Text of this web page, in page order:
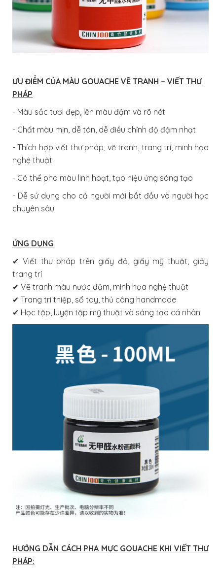
ƯU ĐIỂM CỦA MÀU GOUACHE VẼ TRANH – VIẾT THƯ
PHÁP
- Màu sắc tươi đẹp, lên màu đậm và rõ nét
- Chất màu mịn, dễ tán, dễ điều chỉnh độ đậm nhạt
- Thích hợp viết thư pháp, vẽ tranh, trang trí, minh họa
nghệ thuật
- Có thể pha màu linh hoạt, tạo hiệu ứng sáng tạo
- Dễ sử dụng cho cả người mới bắt đầu và người học
chuyên sâu
ỨNG DỤNG
✔ Viết thư pháp trên giấy đỏ, giấy mỹ thuật, giấy
trang trí
✔ Vẽ tranh màu nước đậm, minh họa nghệ thuật
✔ Trang trí thiệp, sổ tay, thủ công handmade
✔ Học tập, luyện tập mỹ thuật và sáng tạo cá nhân
HƯỚNG DẪN CÁCH PHA MỰC GOUACHE KHI VIẾT THƯ
PHÁP: